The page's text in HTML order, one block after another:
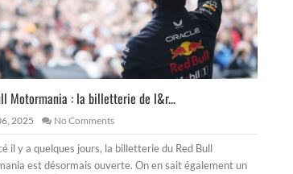
Motormania : la billetterie de l&r...
2025 No Comments
il y a quelques jours, la billetterie du Red Bull
est désormais ouverte. On en sait également un